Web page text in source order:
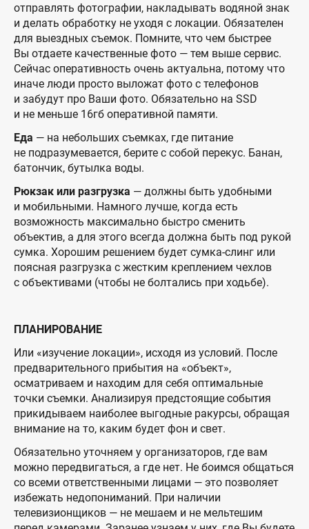
отправлять фотографии, накладывать водяной знак
и делать обработку не уходя с локации. Обязателен
для выездных съемок. Помните, что чем быстрее
Вы отдаете качественные фото — тем выше сервис.
Сейчас оперативность очень актуальна, потому что
иначе люди просто выложат фото с телефонов
и забудут про Ваши фото. Обязательно на SSD
и не меньше 16гб оперативной памяти.
Еда — на небольших съемках, где питание
не подразумевается, берите с собой перекус. Банан,
батончик, бутылка воды.
Рюкзак или разгрузка — должны быть удобными
и мобильными. Намного лучше, когда есть
возможность максимально быстро сменить
объектив, а для этого всегда должна быть под рукой
сумка. Хорошим решением будет сумка-слинг или
поясная разгрузка с жестким креплением чехлов
с объективами (чтобы не болтались при ходьбе).
ПЛАНИРОВАНИЕ
Или «изучение локации», исходя из условий. После
предварительного прибытия на «объект»,
осматриваем и находим для себя оптимальные
точки съемки. Анализируя предстоящие события
прикидываем наиболее выгодные ракурсы, обращая
внимание на то, каким будет фон и свет.
Обязательно уточняем у организаторов, где вам
можно передвигаться, а где нет. Не боимся общаться
со всеми ответственными лицами — это позволяет
избежать недопониманий. При наличии
телевизионщиков — не мешаем и не мельтешим